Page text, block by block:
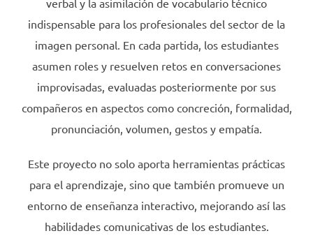
verbal y la asimilación de vocabulario técnico
indispensable para los profesionales del sector de la
imagen personal. En cada partida, los estudiantes
asumen roles y resuelven retos en conversaciones
improvisadas, evaluadas posteriormente por sus
compañeros en aspectos como concreción, formalidad,
pronunciación, volumen, gestos y empatía.
Este proyecto no solo aporta herramientas prácticas
para el aprendizaje, sino que también promueve un
entorno de enseñanza interactivo, mejorando así las
habilidades comunicativas de los estudiantes.